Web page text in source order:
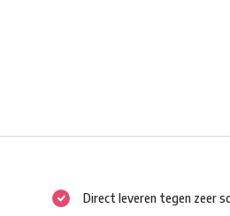
Direct leveren tegen zeer